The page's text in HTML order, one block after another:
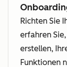
Richten Sie
erfahren
erstellen,
Funktionen